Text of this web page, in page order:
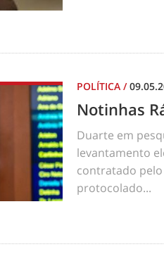
POLÍTICA /
Notinhas
Duarte em
levantamento
contratado
protocolado...